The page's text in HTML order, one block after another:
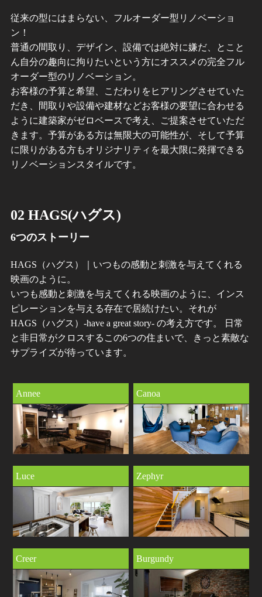
従来の型にはまらない、フルオーダー型リノベーショ
ン！
普通の間取り、デザイン、設備では絶対に嫌だ、とこと
ん自分の趣向に拘りたいという方にオススメの完全フル
オーダー型のリノベーション。
お客様の予算と希望、こだわりをヒアリングさせていた
だき、間取りや設備や建材などお客様の要望に合わせる
ように建築家がゼロベースで考え、ご提案させていただ
きます。予算がある方は無限大の可能性が、そして予算
に限りがある方もオリジナリティを最大限に発揮できる
リノベーションスタイルです。
02 HAGS(ハグス)
6つのストーリー
HAGS（ハグス）｜いつもの感動と刺激を与えてくれる
映画のように。
いつも感動と刺激を与えてくれる映画のように、インス
ピレーションを与える存在で居続けたい。それが
HAGS（ハグス）-have a great story- の考え方です。 日常
と非日常がクロスするこの6つの住まいで、きっと素敵な
サプライズが待っています。
Annee Canoa
Luce Zephyr
Creer Burgundy